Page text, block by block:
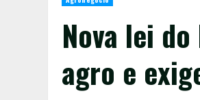
Nova lei
agro e